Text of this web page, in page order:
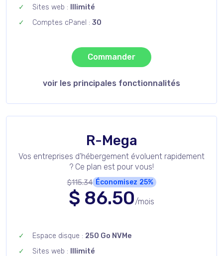
Sites web :
Illimité
Comptes cPanel : 30
Commander
voir les principales fonctionnalités
R-Mega
Vos entreprises d'hébergement évoluent rapidement
? Ce plan est pour vous!
$115.34 Économisez 25%
$ 86.50/mois
Espace disque : 250 Go NVMe
Sites web :
Illimité